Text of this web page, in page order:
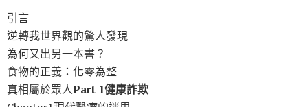
引言
逆轉我世界觀的驚人發現
為何又出另一本書？
食物的正義：化零為整
真相屬於眾人Part 1健康詐欺